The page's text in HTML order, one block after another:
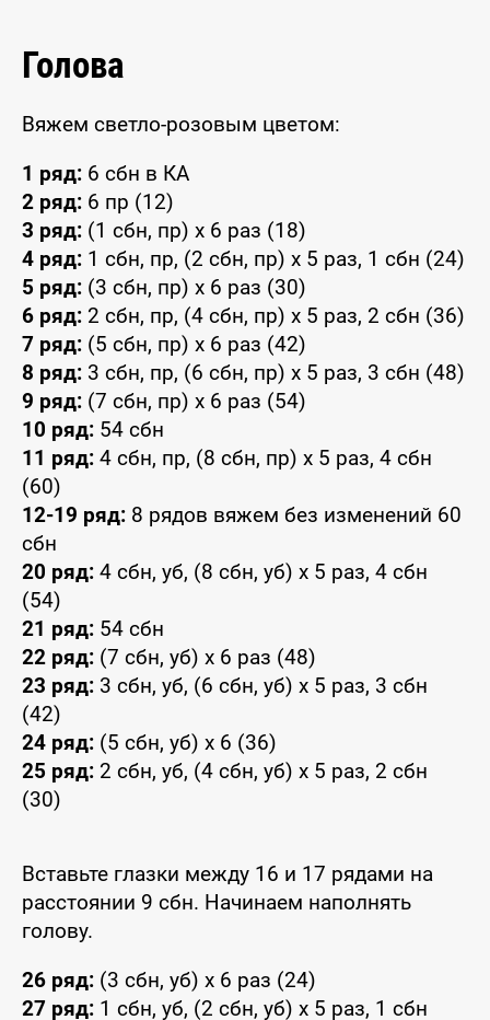
Голова
Вяжем светло-розовым цветом:
1 ряд: 6 сбн в КА
2 ряд: 6 пр (12)
3 ряд: (1 сбн, пр) x 6 раз (18)
4 ряд: 1 сбн, пр, (2 сбн, пр) x 5 раз, 1 сбн (24)
5 ряд: (3 сбн, пр) x 6 раз (30)
6 ряд: 2 сбн, пр, (4 сбн, пр) x 5 раз, 2 сбн (36)
7 ряд: (5 сбн, пр) x 6 раз (42)
8 ряд: 3 сбн, пр, (6 сбн, пр) x 5 раз, 3 сбн (48)
9 ряд: (7 сбн, пр) x 6 раз (54)
10 ряд: 54 сбн
11 ряд: 4 сбн, пр, (8 сбн, пр) x 5 раз, 4 сбн
(60)
12-19 ряд: 8 рядов вяжем без изменений 60
сбн
20 ряд: 4 сбн, уб, (8 сбн, уб) x 5 раз, 4 сбн
(54)
21 ряд: 54 сбн
22 ряд: (7 сбн, уб) x 6 раз (48)
23 ряд: 3 сбн, уб, (6 сбн, уб) x 5 раз, 3 сбн
(42)
24 ряд: (5 сбн, уб) x 6 (36)
25 ряд: 2 сбн, уб, (4 сбн, уб) x 5 раз, 2 сбн
(30)
Вставьте глазки между 16 и 17 рядами на
расстоянии 9 сбн. Начинаем наполнять
голову.
26 ряд: (3 сбн, уб) x 6 раз (24)
27 ряд: 1 сбн, уб, (2 сбн, уб) x 5 раз, 1 сбн